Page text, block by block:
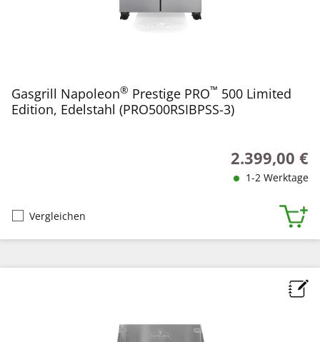
Gasgrill Napoleon® Prestige PRO™ 500 Limited
Edition, Edelstahl (PRO500RSIBPSS-3)
Regulärer
2.399,00 €
1-2 Werktage
Vergleichen